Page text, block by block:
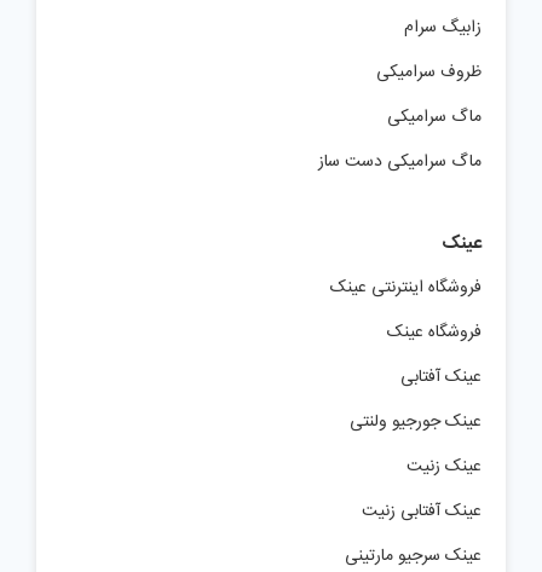
زابیگ سرام
ظروف سرامیکی
ماگ سرامیکی
ماگ سرامیکی دست ساز
عینک
فروشگاه اینترنتی عینک
فروشگاه عینک
عینک آفتابی
عینک جورجیو ولنتی
عینک زنیت
عینک آفتابی زنیت
عینک سرجیو مارتینی